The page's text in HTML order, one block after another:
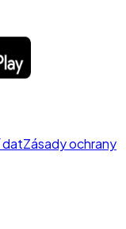
datZásady ochrany